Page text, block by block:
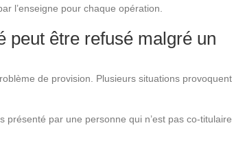
l’enseigne pour chaque opération.
peut être refusé malgré un
de provision. Plusieurs situations provoquent
présenté par une personne qui n’est pas co-titulaire